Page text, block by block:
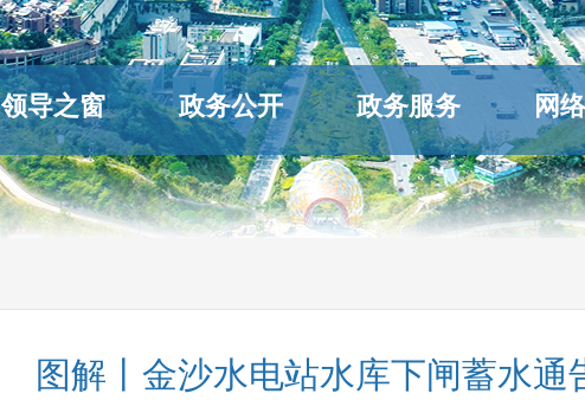
领导之窗 政务公开 政务服务 网
图解丨金沙水电站水库下闸蓄水通